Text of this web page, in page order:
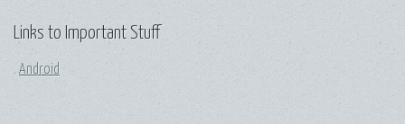
Links to Important Stuff
. Android